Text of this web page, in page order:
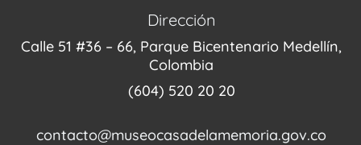
Dirección
Calle 51 #36 – 66, Parque Bicentenario Medellín,
Colombia
(604) 520 20 20
contacto@museocasadelamemoria.gov.co